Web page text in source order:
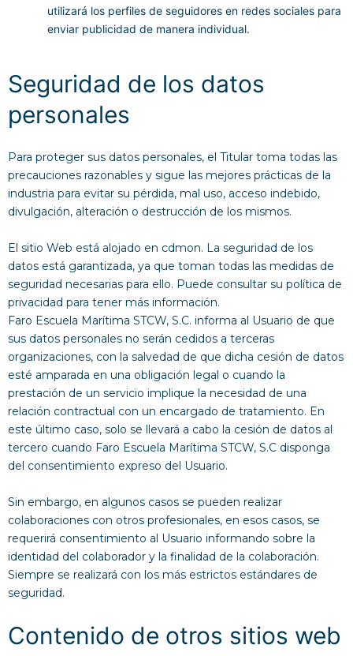
utilizará los perfiles de seguidores en redes sociales para
enviar publicidad de manera individual.
Seguridad de los datos
personales
Para proteger sus datos personales, el Titular toma todas las
precauciones razonables y sigue las mejores prácticas de la
industria para evitar su pérdida, mal uso, acceso indebido,
divulgación, alteración o destrucción de los mismos.
El sitio Web está alojado en cdmon. La seguridad de los
datos está garantizada, ya que toman todas las medidas de
seguridad necesarias para ello. Puede consultar su política de
privacidad para tener más información.
Faro Escuela Marítima STCW, S.C. informa al Usuario de que
sus datos personales no serán cedidos a terceras
organizaciones, con la salvedad de que dicha cesión de datos
esté amparada en una obligación legal o cuando la
prestación de un servicio implique la necesidad de una
relación contractual con un encargado de tratamiento. En
este último caso, solo se llevará a cabo la cesión de datos al
tercero cuando Faro Escuela Marítima STCW, S.C disponga
del consentimiento expreso del Usuario.
Sin embargo, en algunos casos se pueden realizar
colaboraciones con otros profesionales, en esos casos, se
requerirá consentimiento al Usuario informando sobre la
identidad del colaborador y la finalidad de la colaboración.
Siempre se realizará con los más estrictos estándares de
seguridad.
Contenido de otros sitios web